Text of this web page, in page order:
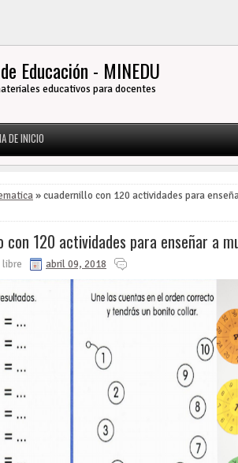
Educación - MINEDU
educativos para docentes
DE INICIO
» cuadernillo con 120 actividades para
con 120 actividades para enseñar a
libre abril 09, 2018